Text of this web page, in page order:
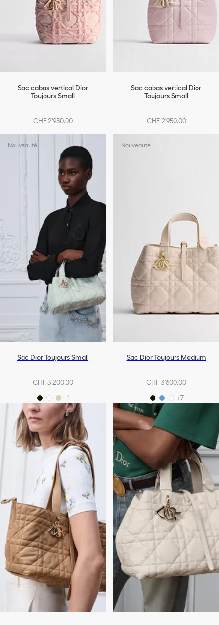
Sac cabas vertical Dior
Toujours Small
CHF 2'950.00
Sac cabas vertical Dior
Toujours Small
CHF 2'950.00
Nouveauté
Sac Dior Toujours Small
CHF 3'200.00
+1
Nouveauté
Sac Dior Toujours Medium
CHF 3'600.00
+7